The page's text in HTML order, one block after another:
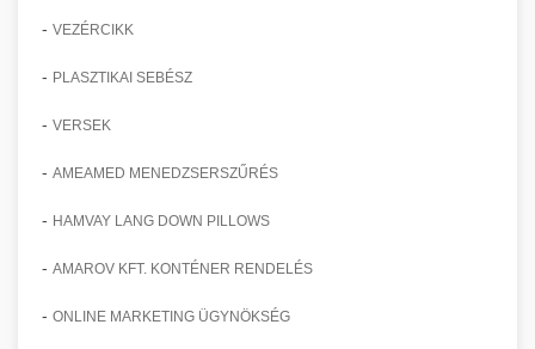
- VEZÉRCIKK
- PLASZTIKAI SEBÉSZ
- VERSEK
- AMEAMED MENEDZSERSZŰRÉS
- HAMVAY LANG DOWN PILLOWS
- AMAROV KFT. KONTÉNER RENDELÉS
- ONLINE MARKETING ÜGYNÖKSÉG